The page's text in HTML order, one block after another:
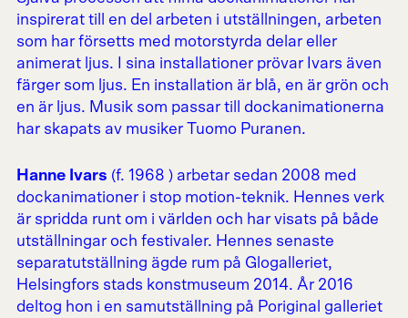
inspirerat till en del arbeten i utställningen, arbeten
som har försetts med motorstyrda delar eller
animerat ljus. I sina installationer prövar Ivars även
färger som ljus. En installation är blå, en är grön och
en är ljus. Musik som passar till dockanimationerna
har skapats av musiker Tuomo Puranen.
Hanne Ivars (f. 1968 ) arbetar sedan 2008 med
dockanimationer i stop motion-teknik. Hennes verk
är spridda runt om i världen och har visats på både
utställningar och festivaler. Hennes senaste
separatutställning ägde rum på Glogalleriet,
Helsingfors stads konstmuseum 2014. År 2016
deltog hon i en samutställning på Poriginal galleriet